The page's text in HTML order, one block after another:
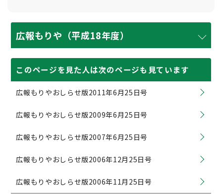
広報もりや（平成18年度）
このページを見た人は次のページも見ています
広報もりやおしらせ版2011年6月25日号
広報もりやおしらせ版2009年6月25日号
広報もりやおしらせ版2007年6月25日号
広報もりやおしらせ版2006年12月25日号
広報もりやおしらせ版2006年11月25日号